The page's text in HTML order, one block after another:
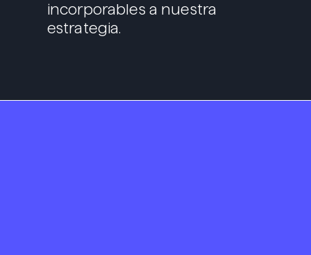
incorporables a nuestra
estrategia.